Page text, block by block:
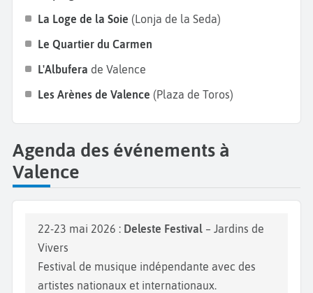
ambiance festive en assistant à Las Fallas, une fête
l’UNESCO, où d’immenses sculptures en carton-pâte
sont brûlées lors de la nuit du 19 mars. Bonnes
vacances à Valence !
La Loge de la Soie (Lonja de la Seda)
Le Quartier du Carmen
L'Albufera de Valence
Les Arènes de Valence (Plaza de Toros)
Agenda des événements à
Valence
22-23 mai 2026 : Deleste Festival – Jardins de
Vivers
Festival de musique indépendante avec des
artistes nationaux et internationaux.